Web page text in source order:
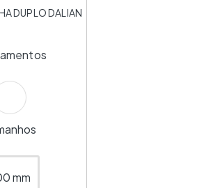
DUPLO DALIAN
mm